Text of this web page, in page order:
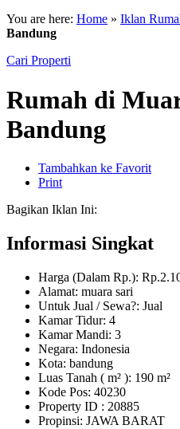
You are here: Home » Iklan
Bandung
Cari Properti
Rumah di
Bandung
Tambahkan ke Favorit
Print
Bagikan Iklan Ini:
Informasi Singkat
Harga (Dalam Rp.):
Alamat: muara sari
Untuk Jual / Sewa?: Jual
Kamar Tidur: 4
Kamar Mandi: 3
Negara: Indonesia
Kota: bandung
Luas Tanah ( m² ): 190 m²
Kode Pos: 40230
Property ID : 20885
Propinsi: JAWA BARAT